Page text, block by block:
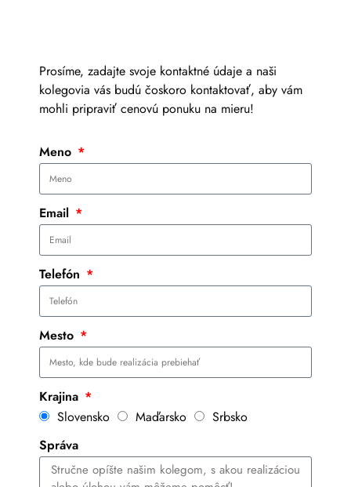
Prosíme, zadajte svoje kontaktné údaje a naši
kolegovia vás budú čoskoro kontaktovať, aby vám
mohli pripraviť cenovú ponuku na mieru!
Meno
Email
Telefón
Mesto
Krajina
Slovensko
Maďarsko
Srbsko
Správa